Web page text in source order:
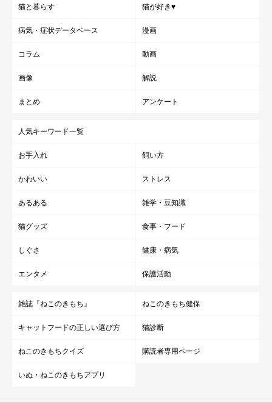
猫と暮らす 猫が好き♥
病気・症状データベース 漫画
コラム 動画
画像 解説
まとめ アンケート
人気キーワード一覧
お手入れ 飼い方
かわいい ストレス
あるある 雑学・豆知識
猫グッズ 食事・フード
しぐさ 健康・病気
エンタメ 保護活動
雑誌『ねこのきもち』 ねこのきもち健保
キャットフードの正しい選び方 猫診断
ねこのきもちクイズ 購読者専用ページ
いぬ・ねこのきもちアプリ